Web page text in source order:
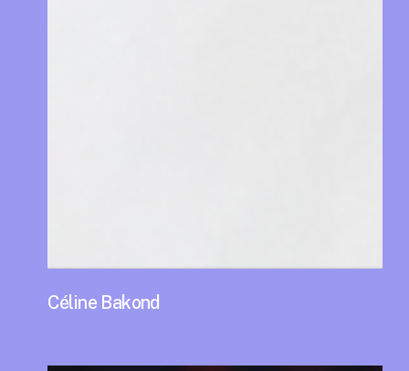
Céline Bakond